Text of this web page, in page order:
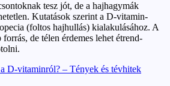
tesz jót, de a hajhagymák
Kutatások szerint a D-vitamin-
(foltos hajhullás) kialakulásához. A
de télen érdemes lehet étrend-
D-vitaminról? – Tények és tévhitek